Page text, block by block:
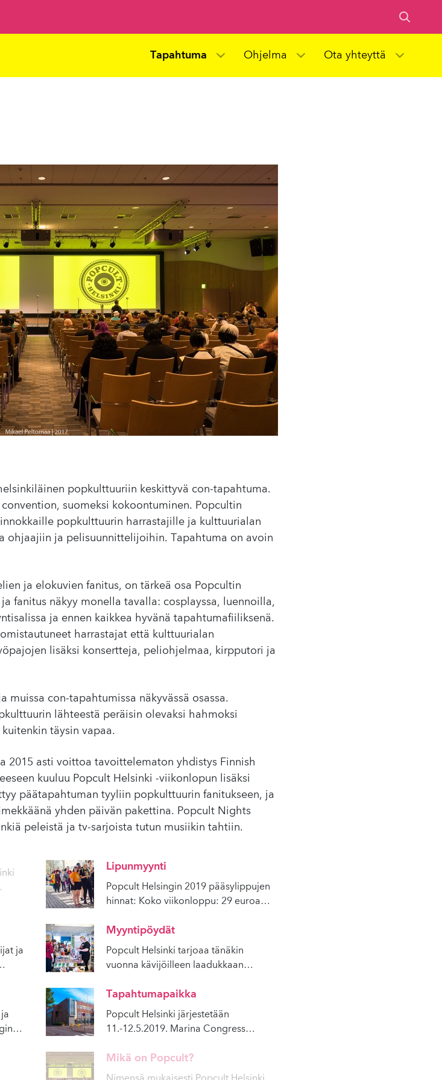
Tapahtuma Ohjelma Ota yhteyttä
popkulttuuriin keskittyvä con-tapahtuma.
suomeksi kokoontuminen. Popcultin
popkulttuurin harrastajille ja kulttuurialan
ja pelisuunnittelijoihin. Tapahtuma on avoin
ja elokuvien fanitus, on tärkeä osa Popcultin
fanitus näkyy monella tavalla: cosplayssa, luennoilla,
ja ennen kaikkea hyvänä tapahtumafiiliksenä.
harrastajat että kulttuurialan
lisäksi konsertteja, peliohjelmaa, kirpputori ja
muissa con-tapahtumissa näkyvässä osassa.
lähteestä peräisin olevaksi hahmoksi
täysin vapaa.
2015 asti voittoa tavoittelematon yhdistys Finnish
kuuluu Popcult Helsinki -viikonlopun lisäksi
päätapahtuman tyyliin popkulttuurin fanitukseen, ja
yhden päivän pakettina. Popcult Nights
peleistä ja tv-sarjoista tutun musiikin tahtiin.
Lipunmyynti
Popcult Helsingin 2019 pääsylippujen
hinnat: Koko viikonloppu: 29 euroa…
ja
Myyntipöydät
Popcult Helsinki tarjoaa tänäkin
vuonna kävijöilleen laadukkaan…
…
Tapahtumapaikka
Popcult Helsinki järjestetään
11.-12.5.2019. Marina Congress…
Mikä on Popcult?